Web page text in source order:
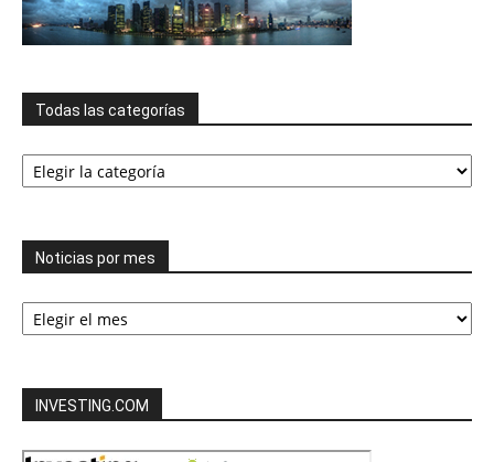
Todas las categorías
Todas
las
Noticias por mes
Noticias
por
INVESTING.COM